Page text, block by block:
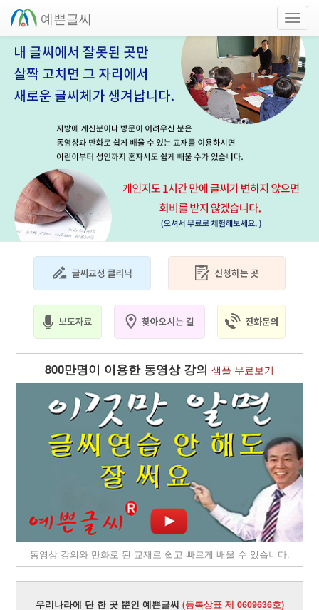
예쁜글씨
800만명이 이용한 동영상 강의 샘플 무료보기
동영상 강의와 만화로 된 교재로 쉽고 빠르게 배울 수 있습니다.
우리나라에 단 한 곳 뿐인 예쁜글씨 (등록상표 제 0609636호)